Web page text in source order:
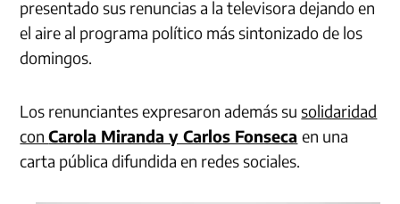
presentado sus renuncias a la televisora dejando en
el aire al programa político más sintonizado de los
domingos.
Los renunciantes expresaron además susolidaridad
conCarola Miranda y Carlos Fonseca en una
carta pública difundida en redes sociales.